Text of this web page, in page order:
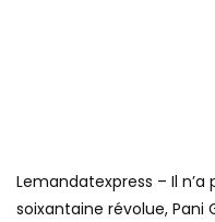
Lemandatexpress – Il n’a
soixantaine révolue, Pani